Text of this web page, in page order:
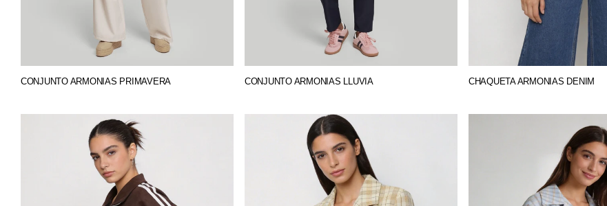
CONJUNTO ARMONIAS PRIMAVERA CONJUNTO ARMONIAS LLUVIA CHAQUETA ARMONIAS DENIM